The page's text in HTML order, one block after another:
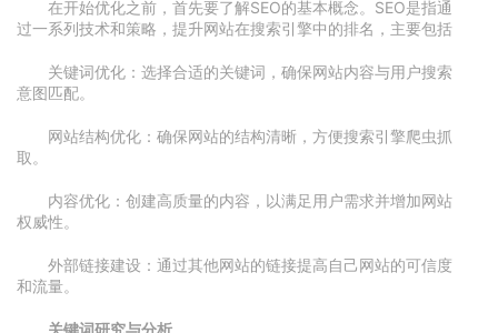
在开始优化之前，首先要了解SEO的基本概念。SEO是指通
过一系列技术和策略，提升网站在搜索引擎中的排名，主要包括
关键词优化：选择合适的关键词，确保网站内容与用户搜索
意图匹配。
网站结构优化：确保网站的结构清晰，方便搜索引擎爬虫抓
取。
内容优化：创建高质量的内容，以满足用户需求并增加网站
权威性。
外部链接建设：通过其他网站的链接提高自己网站的可信度
和流量。
关键词研究与分析